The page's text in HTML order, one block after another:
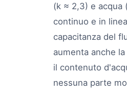
(k ≈ 2,3) e acqua
continuo e in
capacitanza del
aumenta anche
il contenuto
nessuna parte